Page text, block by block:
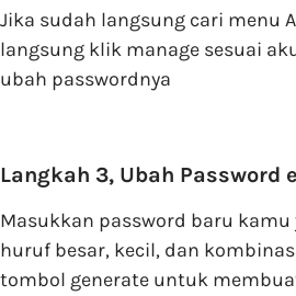
Jika sudah langsung cari menu
langsung klik manage sesuai
ubah passwordnya
Langkah 3, Ubah Password
Masukkan password baru
huruf besar, kecil, dan
tombol generate untuk